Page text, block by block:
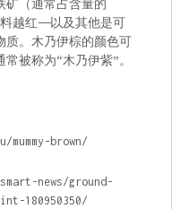
矿（通常占含量的
越红——以及其他是可
质。木乃伊棕的颜色可
被称为“木乃伊紫”。
brown/
news/ground-
180950350/